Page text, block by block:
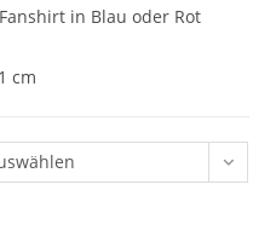
in Blau oder Rot
cm